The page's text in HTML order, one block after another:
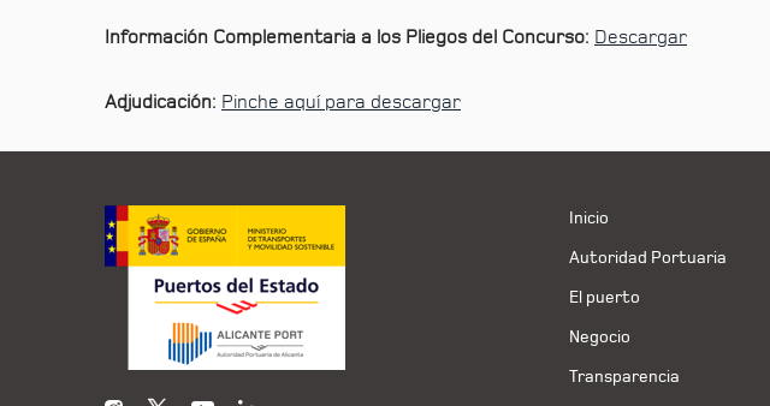
Información Complementaria a los Pliegos del Concurso: Descargar
Adjudicación: Pinche aquí para descargar
Inicio
Autoridad Portuaria
El puerto
Negocio
Transparencia